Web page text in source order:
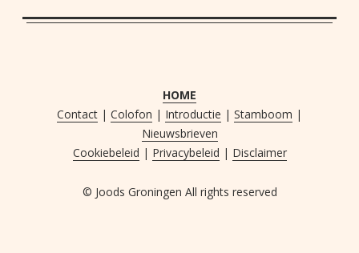
HOME
Contact | Colofon | Introductie | Stamboom |
Nieuwsbrieven
Cookiebeleid | Privacybeleid | Disclaimer
© Joods Groningen All rights reserved